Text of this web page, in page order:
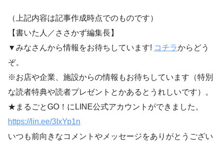
（上記内容は記事作成時点でのものです）
【書いた人／ささかず編集長】
▼みなさんから情報をお待ちしています! コチラからどう
ぞ。
※お店や企業、施設からの情報もお待ちしています（特別
な読者特典や読者プレゼントとかあるとうれしいです）。
★まるごとGO！にLINE公式アカウントができました。
https://lin.ee/3IxYp1n
いつも前向きなコメントやメッセージをありがとうござい